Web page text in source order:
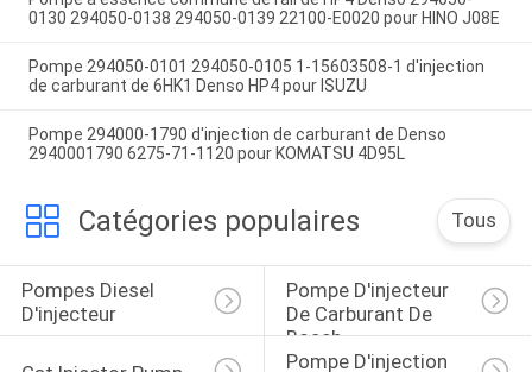
0130 294050-0138 294050-0139 22100-E0020 pour HINO J08E
Pompe 294050-0101 294050-0105 1-15603508-1 d'injection
de carburant de 6HK1 Denso HP4 pour ISUZU
Pompe 294000-1790 d'injection de carburant de Denso
2940001790 6275-71-1120 pour KOMATSU 4D95L
Catégories populaires Tous
Pompes Diesel
D'injecteur
Pompe D'injecteur
De Carburant De
Bosch
Pompe D'injection